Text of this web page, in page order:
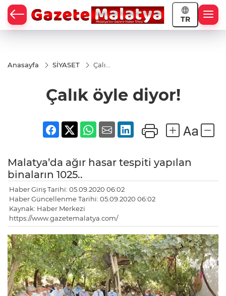
TR
Anasayfa SİYASET
Çalık
Çalık öyle diyor!
Malatya’da ağır hasar tespiti yapılan
binaların 1025..
Haber Giriş Tarihi: 05.09.2020 06:02
Haber Güncellenme Tarihi: 05.09.2020 06:02
Kaynak: Haber Merkezi
https://www.gazetemalatya.com/